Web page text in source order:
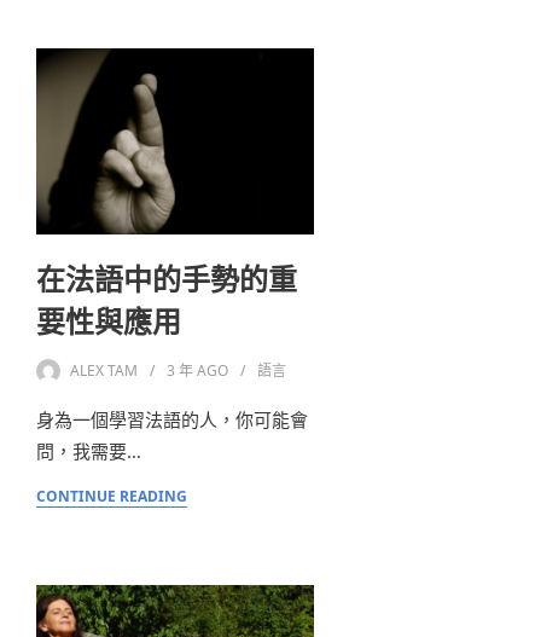
在法語中的手勢的重
要性與應用
ALEX TAM 3 年AGO 語言
身為一個學習法語的人，你可能會
問，我需要…
CONTINUE READING